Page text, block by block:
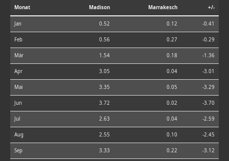
Monat Madison Marrakesch +/-
Jan 0.52 0.12 -0.41
Feb 0.56 0.27 -0.29
Mär 1.54 0.18 -1.36
Apr 3.05 0.04 -3.01
Mai 3.35 0.05 -3.29
Jun 3.72 0.02 -3.70
Jul 2.63 0.04 -2.59
Aug 2.55 0.10 -2.45
Sep 3.33 0.22 -3.12